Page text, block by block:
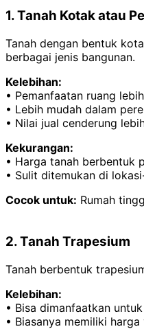
1. Tanah Kotak atau
Tanah dengan bentuk
berbagai jenis bangunan.
Kelebihan:
• Pemanfaatan ruang
• Lebih mudah dalam
• Nilai jual cenderung
Kekurangan:
• Harga tanah berbentuk
• Sulit ditemukan di
Cocok untuk: Rumah
2. Tanah Trapesium
Tanah berbentuk
Kelebihan:
• Bisa dimanfaatkan
• Biasanya memiliki